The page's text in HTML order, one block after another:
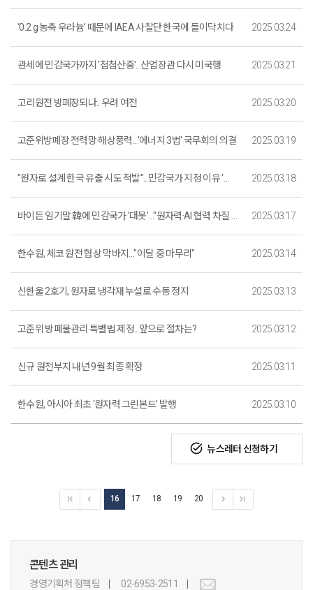
‘0.2 g 농축 우라늄’ 때문에 IAEA 사찰단 한국에 들이닥치다 2025.03.24
관세에 민감국가까지 '첩첩산중'...산업장관 다시 미국행 2025.03.21
고리원전 방폐장되나.. 우려 여전 2025.03.20
고준위방폐장·전력망·해상풍력…'에너지 3법' 국무회의 의결 2025.03.19
"원자로 설계 한국 유출 시도 적발"...민감국가 지정 이유 '의문' 2025.03.18
바이든 임기말 韓에 민감국가 '대못'…"원자력·AI 협력 차질 우려" 2025.03.17
한수원, 체코 원전 협상 막바지…"이달 중 마무리" 2025.03.14
신한울 2호기, 원자로 냉각재 누설로 수동 정지 2025.03.13
고준위 방폐물관리 특별법 제정...앞으로 절차는? 2025.03.12
신규 원전부지 내년 9월 최종 확정 2025.03.11
한수원, 아시아 최초 ‘원자력 그린본드’ 발행 2025.03.10
task_alt 뉴스레터 신청하기
16 17 18 19 20
콘텐츠 관리
경영기획처 정책팀 02-6953-2511